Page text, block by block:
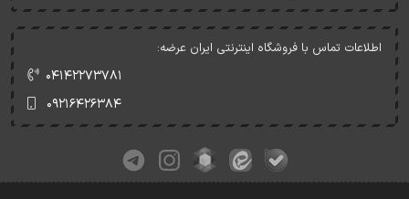
اطلاعات تماس با فروشگاه اینترنتی ایران عرضه:
۰۴۱۴۲۲۷۳۷۸۱
۰۹۲۱۶۴۲۶۳۸۴